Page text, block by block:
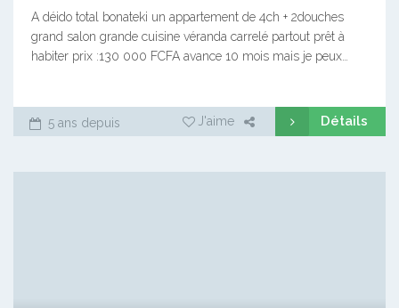
A déido total bonateki un appartement de 4ch + 2douches
grand salon grande cuisine véranda carrelé partout prêt à
habiter prix :130 000 FCFA avance 10 mois mais je peux…
5 ans depuis J'aime Détails